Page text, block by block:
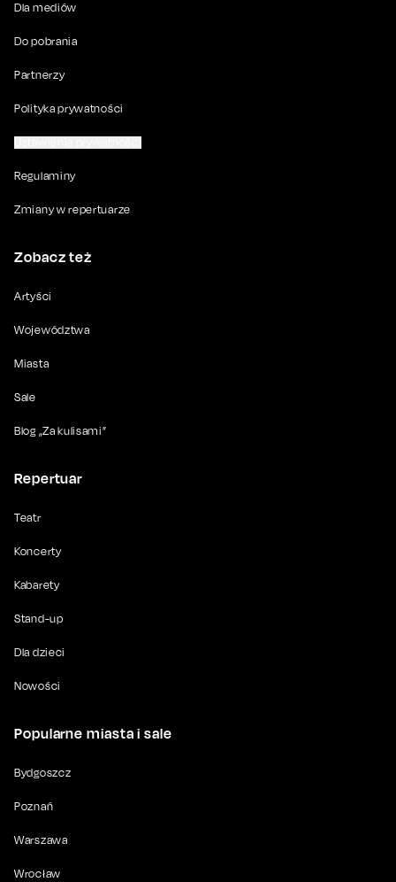
Dla mediów
Do pobrania
Partnerzy
Polityka prywatności
Regulaminy
Zmiany w repertuarze
Zobacz też
Artyści
Województwa
Miasta
Sale
Blog „Za kulisami”
Repertuar
Teatr
Koncerty
Kabarety
Stand-up
Dla dzieci
Nowości
Popularne miasta i sale
Bydgoszcz
Poznań
Warszawa
Wrocław